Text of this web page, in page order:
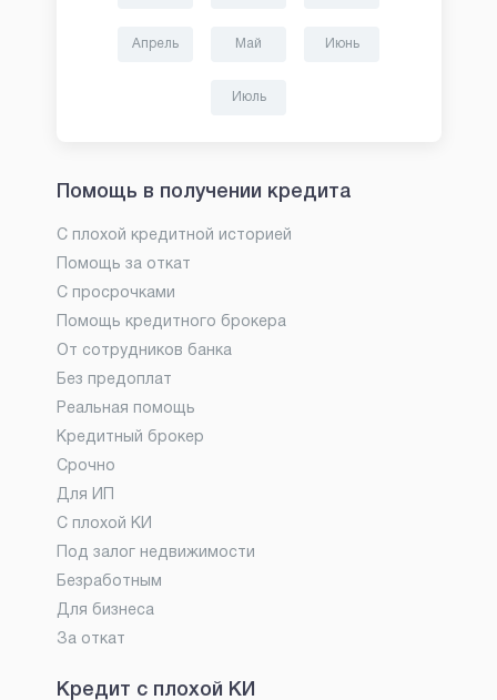
Апрель Май Июнь
Июль
Помощь в получении кредита
С плохой кредитной историей
Помощь за откат
С просрочками
Помощь кредитного брокера
От сотрудников банка
Без предоплат
Реальная помощь
Кредитный брокер
Срочно
Для ИП
С плохой КИ
Под залог недвижимости
Безработным
Для бизнеса
За откат
Кредит с плохой КИ